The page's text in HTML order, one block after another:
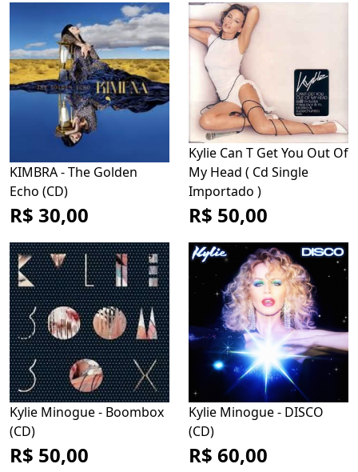
KIMBRA - The Golden
Echo (CD)
R$ 30,00
Kylie Can T Get You Out Of
My Head ( Cd Single
Importado )
R$ 50,00
Kylie Minogue - Boombox
(CD)
R$ 50,00
Kylie Minogue - DISCO
(CD)
R$ 60,00